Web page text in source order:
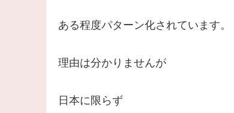
ある程度パターン化されています。
理由は分かりませんが
日本に限らず